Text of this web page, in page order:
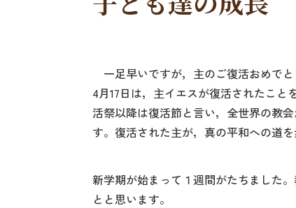
一足早いですが，主のご復活おめでと
4月17日は，主イエスが復活されたこ
活祭以降は復活節と言い，全世界の教
す。復活された主が，真の平和への道
新学期が始まって１週間がたちました
とと思います。